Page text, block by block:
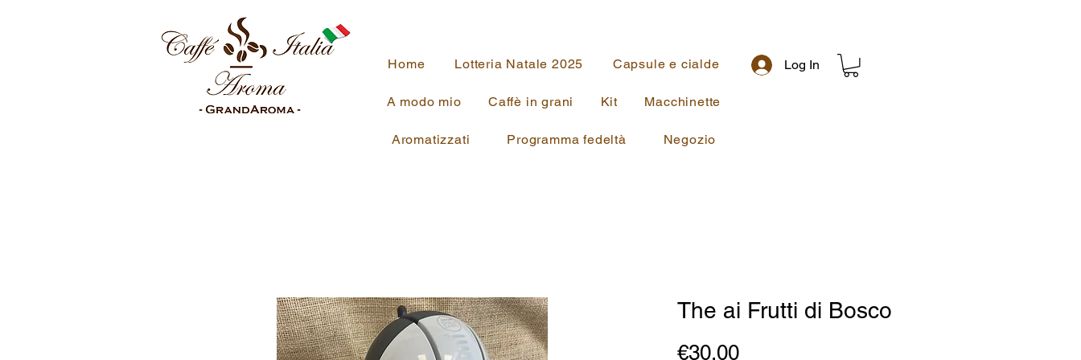
Home Lotteria Natale 2025 Capsule e cialde
A modo mio Caffè in grani Kit Macchinette
Aromatizzati Programma fedeltà Negozio
Log In
The ai Frutti di Bosco
€30.00Price